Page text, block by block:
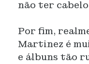
não ter cabelo
Por fim,
Martinez é
e álbuns tão